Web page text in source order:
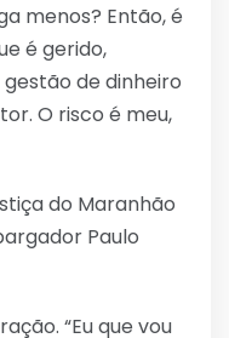
menos? Então, é
é gerido,
de dinheiro
O risco é meu,
do Maranhão
Paulo
“Eu que vou